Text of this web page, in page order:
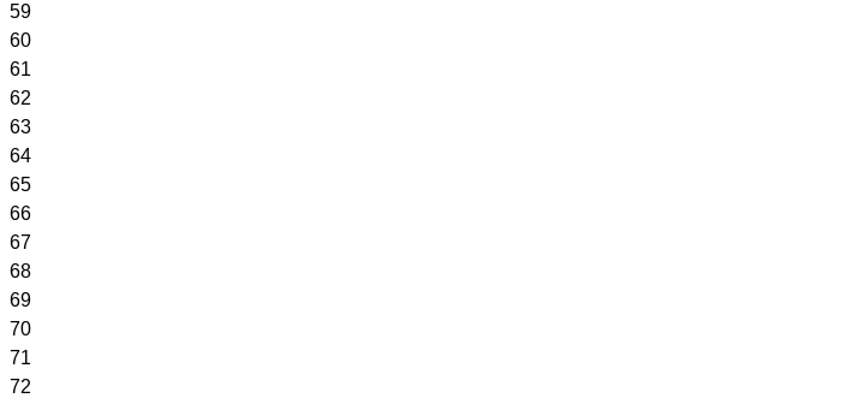
59
60
61
62
63
64
65
66
67
68
69
70
71
72